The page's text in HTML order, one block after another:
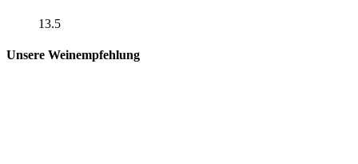
13.5
Unsere Weinempfehlung